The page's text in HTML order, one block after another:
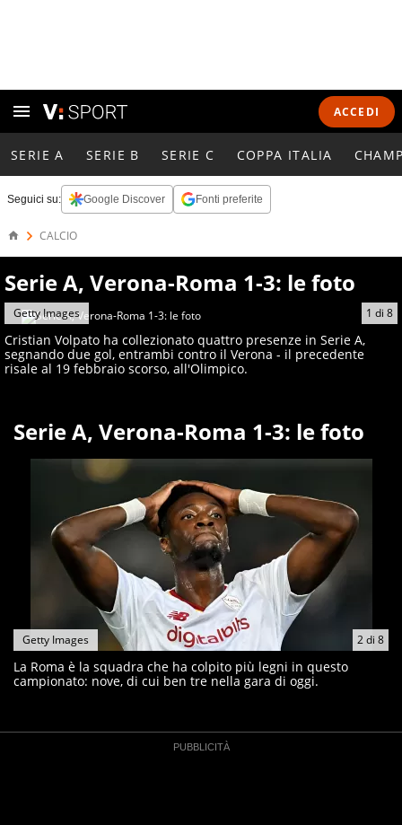
ACCEDI
SERIE A SERIE B SERIE C COPPA ITALIA
Seguici su: Google Discover Fonti preferite
CALCIO
Serie A, Verona-Roma 1-3: le foto
1 di 8
Getty Images
Cristian Volpato ha collezionato quattro presenze in Serie A,
segnando due gol, entrambi contro il Verona - il precedente
risale al 19 febbraio scorso, all'Olimpico.
Serie A, Verona-Roma 1-3: le foto
2di 8
Getty Images
La Roma è la squadra che ha colpito più legni in questo
campionato: nove, di cui ben tre nella gara di oggi.